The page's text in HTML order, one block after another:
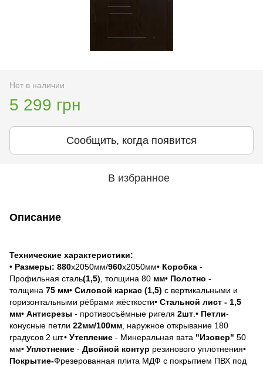
Нет в наличии
5 299 грн
Сообщить, когда появится
В избранное
Описание
Технические характеристики:
• Размеры: 880х2050мм/960х2050мм• Коробка -
Профильная сталь(1,5) , толщина 80 мм• Полотно -
толщина 75 мм• Силовой каркас (1,5) с вертикальными и
горизонтальными рёбрами жёсткости• Стальной лист - 1,5
мм• Антисрезы - противосъёмные ригеля 2шт .• Петли-
конусные петли 22мм/100мм , наружное открывание 180
градусов 2 шт.• Утепление - Минеральная вата "Изовер" 50
мм• Уплотнение - Двойной контур резинового уплотнения•
Покрытие-Фрезерованная плита МДФ с покрытием ПВХ под